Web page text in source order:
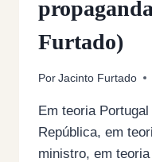
Furtado)
Por Jacinto Furtado
Em teoria
República, em
ministro, em